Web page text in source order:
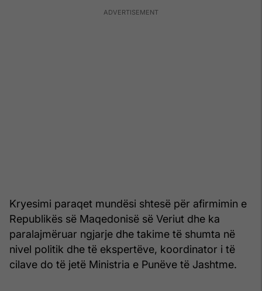
Kryesimi paraqet mundësi shtesë për afirmimin e
Republikës së Maqedonisë së Veriut dhe ka
paralajmëruar ngjarje dhe takime të shumta në
nivel politik dhe të ekspertëve, koordinator i të
cilave do të jetë Ministria e Punëve të Jashtme.